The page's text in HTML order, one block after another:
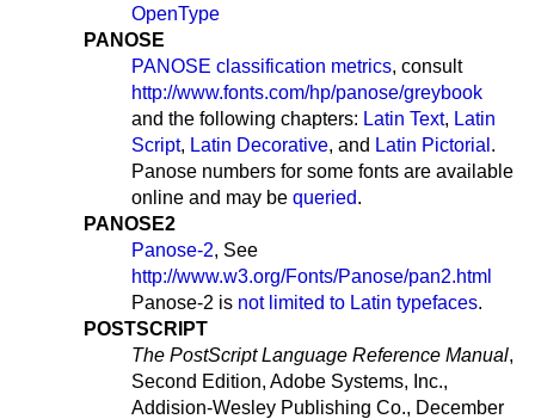
OpenType
PANOSE
PANOSE classification metrics, consult
http://www.fonts.com/hp/panose/greybook
and the following chapters: Latin Text, Latin
Script, Latin Decorative, and Latin Pictorial .
Panose numbers for some fonts are available
online and may be queried.
PANOSE2
Panose-2, See
http://www.w3.org/Fonts/Panose/pan2.html
Panose-2 is not limited to Latin typefaces.
POSTSCRIPT
The PostScript Language Reference Manual,
Second Edition, Adobe Systems, Inc.,
Addision-Wesley Publishing Co., December